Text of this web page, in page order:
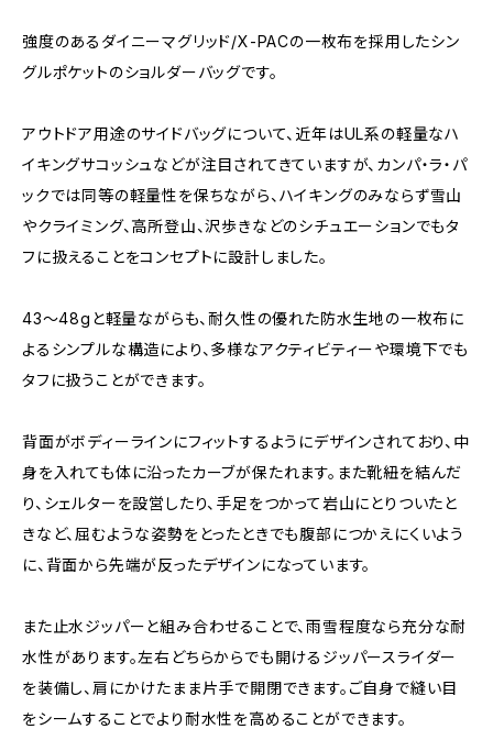
強度のあるダイニーマグリッド/X-PACの一枚布を採用したシン
グルポケットのショルダーバッグです。
アウトドア用途のサイドバッグについて、近年はUL系の軽量なハ
イキングサコッシュなどが注目されてきていますが、カンパ・ラ・パ
ックでは同等の軽量性を保ちながら、ハイキングのみならず雪山
やクライミング、高所登山、沢歩きなどのシチュエーションでもタ
フに扱えることをコンセプトに設計しました。
43〜48gと軽量ながらも、耐久性の優れた防水生地の一枚布に
よるシンプルな構造により、多様なアクティビティーや環境下でも
タフに扱うことができます。
背面がボディーラインにフィットするようにデザインされており、中
身を入れても体に沿ったカーブが保たれます。また靴紐を結んだ
り、シェルターを設営したり、手足をつかって岩山にとりついたと
きなど、屈むような姿勢をとったときでも腹部につかえにくいよう
に、背面から先端が反ったデザインになっています。
また止水ジッパーと組み合わせることで、雨雪程度なら充分な耐
水性があります。左右どちらからでも開けるジッパースライダー
を装備し、肩にかけたまま片手で開閉できます。ご自身で縫い目
をシームすることでより耐水性を高めることができます。